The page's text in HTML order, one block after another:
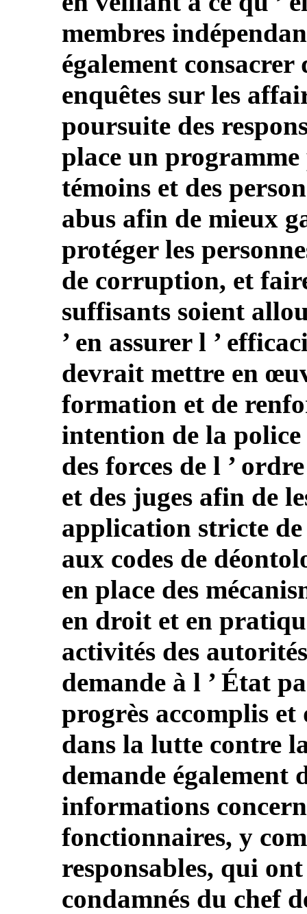
membres
également consacrer
enquêtes sur les
poursuite des
place un
témoins et des
abus afin de mieux
protéger les
de corruption, et
suffisants soient
’ en assurer l ’
devrait mettre en
formation et de
intention de la police
des forces de l ’
et des juges afin de
application stricte
aux codes de
en place des
en droit et en
activités des
demande à l ’ État
progrès accomplis
dans la lutte contre
demande également
informations
fonctionnaires, y
responsables, qui
condamnés du chef